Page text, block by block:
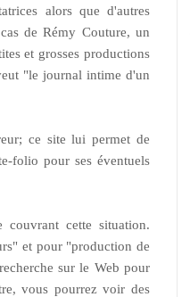
alors que d'autres
de Rémy Couture, un
et grosses productions
"le journal intime d'un
ce site lui permet de
folio pour ses éventuels
couvrant cette situation.
et pour "production de
sur le Web pour
vous pourrez voir des